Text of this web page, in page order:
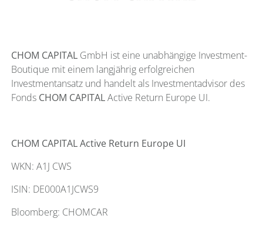
CHOM CAPITAL GmbH ist eine unabhängige Investment-
Boutique mit einem langjährig erfolgreichen
Investmentansatz und handelt als Investmentadvisor des
Fonds CHOM CAPITALActive Return Europe UI.
CHOM CAPITAL Active Return Europe UI
WKN: A1J CWS
ISIN: DE000A1JCWS9
Bloomberg: CHOMCAR